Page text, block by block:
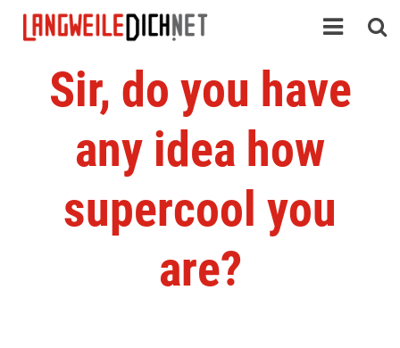
Sir, do you have
any idea how
supercool you
are?